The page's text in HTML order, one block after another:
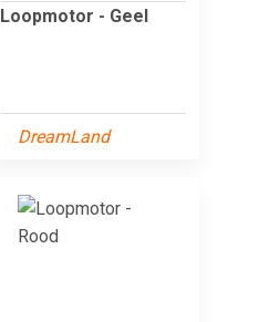
Loopmotor - Geel
DreamLand